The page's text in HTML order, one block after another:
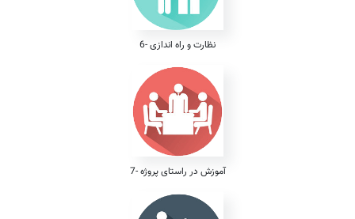
6- نظارت و راه اندازی
7- آموزش در راستای پروژه